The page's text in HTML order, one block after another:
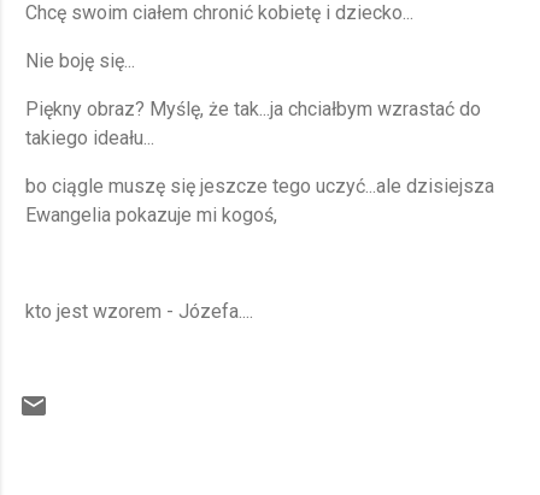
Chcę swoim ciałem chronić kobietę i dziecko...
Nie boję się...
Piękny obraz? Myślę, że tak...ja chciałbym wzrastać do
takiego ideału...
bo ciągle muszę się jeszcze tego uczyć...ale dzisiejsza
Ewangelia pokazuje mi kogoś,
kto jest wzorem - Józefa....